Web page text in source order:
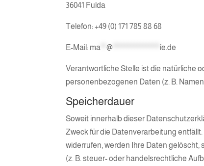
36041 Fulda
Telefon: +49 (0) 171 785 88 68
E-Mail: ma **@ ie.de
Verantwortliche Stelle ist die natürliche
personenbezogenen Daten (z. B.
Speicherdauer
Soweit innerhalb dieser
Zweck für die Datenverarbeitung
widerrufen, werden Ihre Daten
(z. B. steuer- oder handelsrechtliche